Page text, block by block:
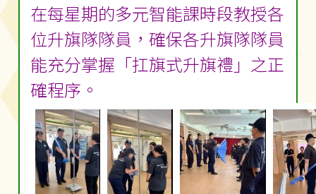
在每星期的多元智能課時段教授各
位升旗隊隊員，確保各升旗隊隊員
能充分掌握「扛旗式升旗禮」之正
確程序。